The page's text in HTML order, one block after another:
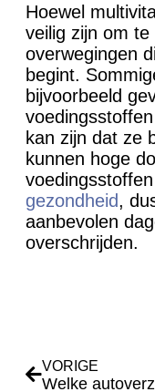
Hoewel
veilig zijn om
overwegingen
begint.
bijvoorbeeld
kan zijn dat ze
kunnen hoge
gezondheid,
aanbevolen
overschrijden.
VORIGE